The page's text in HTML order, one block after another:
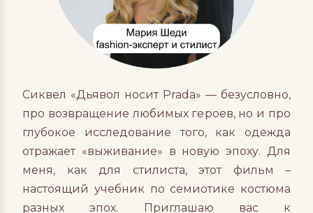
Сиквел «Дьявол носит Prada» — безусловно,
про возвращение любимых героев, но и про
глубокое исследование того, как одежда
отражает «выживание» в новую эпоху. Для
меня, как для стилиста, этот фильм –
настоящий учебник по семиотике костюма
разных эпох. Приглашаю вас к